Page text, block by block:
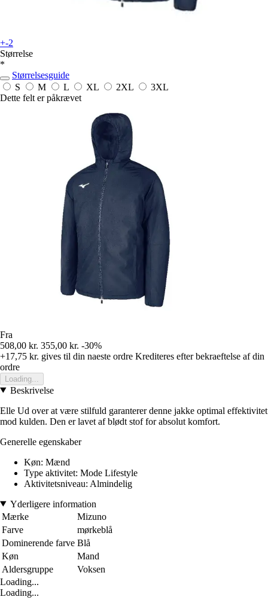
+-2
Størrelse
*
Størrelsesguide
S
M L XL 2XL
3XL
Dette felt er påkrævet
Fra
508,00 kr. 355,00 kr. -30%
+17,75 kr. gives til din naeste ordre Krediteres efter bekraeftelse af din
ordre
Loading...
Beskrivelse
Elle Ud over at være stilfuld garanterer denne jakke optimal effektivitet
mod kulden. Den er lavet af blødt stof for absolut komfort.
Generelle egenskaber
Køn: Mænd
Type aktivitet: Mode Lifestyle
Aktivitetsniveau: Almindelig
Yderligere information
Mærke
Mizuno
Farve
mørkeblå
Dominerende farve Blå
Køn
Mand
Aldersgruppe
Voksen
Loading...
Loading...